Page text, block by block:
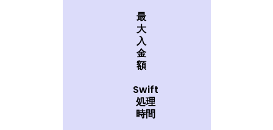
最
大
入
金
額
Swift
処理
時間